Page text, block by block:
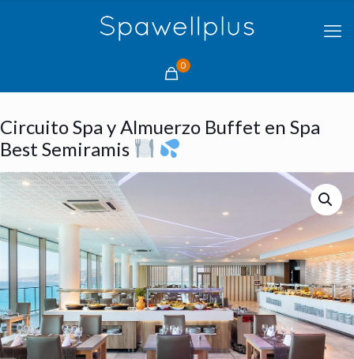
0
Circuito Spa y Almuerzo Buffet en Spa
Best Semiramis